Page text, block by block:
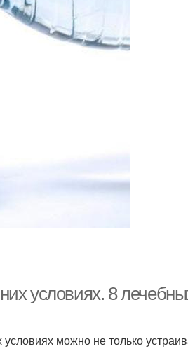
условиях. 8
можно не только